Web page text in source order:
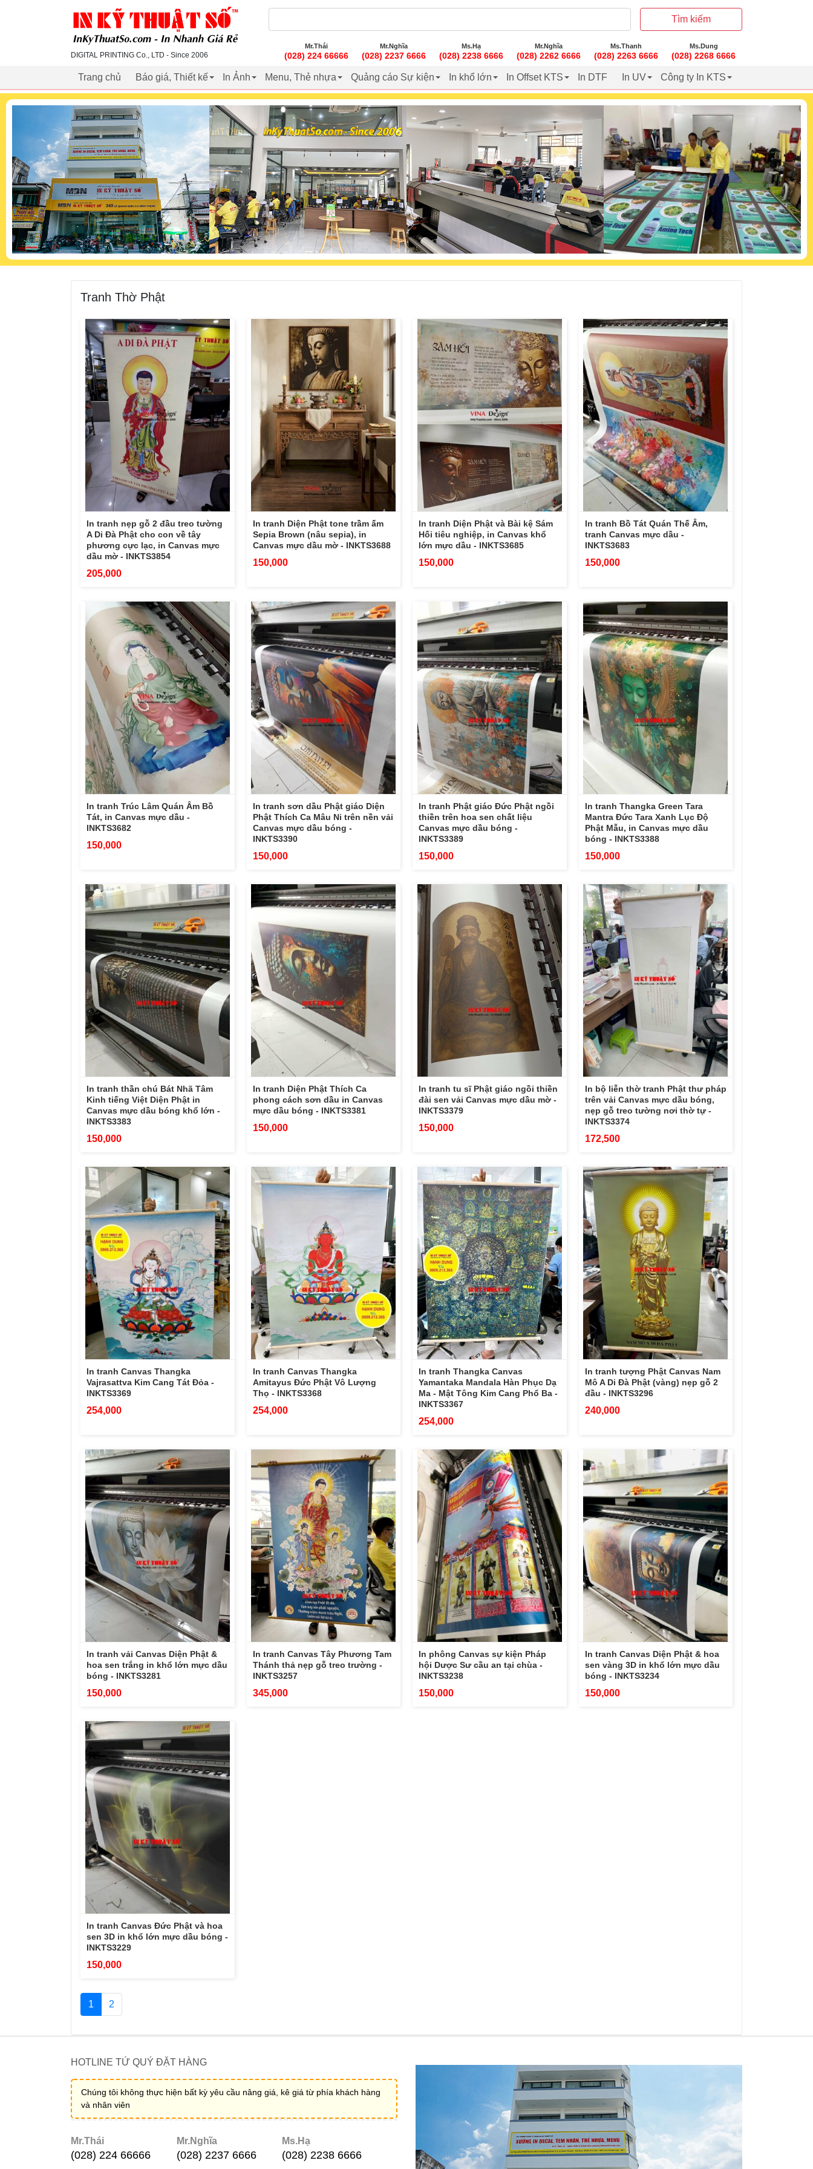
inkythuatso.com
DIGITAL PRINTING Co., LTD - Since 2006
Tìm kiếm
Mr.Thái
(028) 224 66666
Mr.Nghĩa
(028) 2237 6666
Ms.Hạ
(028) 2238 6666
Mr.Nghĩa
(028) 2262 6666
Ms.Thanh
(028) 2263 6666
Ms.Dung
(028) 2268 6666
Trang chủ Báo giá, Thiết kế In Ảnh Menu, Thẻ nhựa Quảng cáo Sự kiện In khổ lớn In Offset KTS In DTF In UV Công ty In KTS
Tranh Thờ Phật
In tranh nẹp gỗ 2 đầu treo tường
A Di Đà Phật cho con về tây
phương cực lạc, in Canvas mực
dầu mờ - INKTS3854
205,000
In tranh Diện Phật tone trầm ấm
Sepia Brown (nâu sepia), in
Canvas mực dầu mờ - INKTS3688
150,000
In tranh Diện Phật và Bài kệ Sám
Hối tiêu nghiệp, in Canvas khổ
lớn mực dầu - INKTS3685
150,000
In tranh Bồ Tát Quán Thế Âm,
tranh Canvas mực dầu -
INKTS3683
150,000
In tranh Trúc Lâm Quán Âm Bồ
Tát, in Canvas mực dầu -
INKTS3682
150,000
In tranh sơn dầu Phật giáo Diện
Phật Thích Ca Mâu Ni trên nền vải
Canvas mực dầu bóng -
INKTS3390
150,000
In tranh Phật giáo Đức Phật ngồi
thiền trên hoa sen chất liệu
Canvas mực dầu bóng -
INKTS3389
150,000
In tranh Thangka Green Tara
Mantra Đức Tara Xanh Lục Độ
Phật Mẫu, in Canvas mực dầu
bóng - INKTS3388
150,000
In tranh thần chú Bát Nhã Tâm
Kinh tiếng Việt Diện Phật in
Canvas mực dầu bóng khổ lớn -
INKTS3383
150,000
In tranh Diện Phật Thích Ca
phong cách sơn dầu in Canvas
mực dầu bóng - INKTS3381
150,000
In tranh tu sĩ Phật giáo ngồi thiền
đài sen vải Canvas mực dầu mờ -
INKTS3379
150,000
In bộ liễn thờ tranh Phật thư pháp
trên vải Canvas mực dầu bóng,
nẹp gỗ treo tường nơi thờ tự -
INKTS3374
172,500
In tranh Canvas Thangka
Vajrasattva Kim Cang Tát Đỏa -
INKTS3369
254,000
In tranh Canvas Thangka
Amitayus Đức Phật Vô Lượng
Thọ - INKTS3368
254,000
In tranh Thangka Canvas
Yamantaka Mandala Hàn Phục Dạ
Ma - Mật Tông Kim Cang Phổ Ba -
INKTS3367
254,000
In tranh tượng Phật Canvas Nam
Mô A Di Đà Phật (vàng) nẹp gỗ 2
đầu - INKTS3296
240,000
In tranh vải Canvas Diện Phật &
hoa sen trắng in khổ lớn mực dầu
bóng - INKTS3281
150,000
In tranh Canvas Tây Phương Tam
Thánh thả nẹp gỗ treo trường -
INKTS3257
345,000
In phông Canvas sự kiện Pháp
hội Dược Sư cầu an tại chùa -
INKTS3238
150,000
In tranh Canvas Diện Phật & hoa
sen vàng 3D in khổ lớn mực dầu
bóng - INKTS3234
150,000
In tranh Canvas Đức Phật và hoa
sen 3D in khổ lớn mực dầu bóng -
INKTS3229
150,000
1 2
HOTLINE TỨ QUÝ ĐẶT HÀNG
Chúng tôi không thực hiện bất kỳ yêu cầu nâng giá, kê giá từ phía khách hàng
và nhân viên
Mr.Thái
(028) 224 66666
Mr.Nghĩa
(028) 2237 6666
Ms.Hạ
(028) 2238 6666